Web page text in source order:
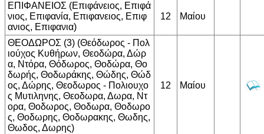
ΕΠΙΦΑΝΕΙΟΣ (Επιφάνειος, Επιφά
νιος, Επιφανία, Επιφανειος, Επιφ
ανιος, Επιφανια)
12 Μαίου
ΘΕΟΔΩΡΟΣ (3) (Θεόδωρος - Πολ
ιούχος Κυθήρων, Θεοδώρα, Δώρ
α, Ντόρα, Θόδωρος, Θοδώρα, Θο
δωρής, Θοδωράκης, Θώδης, Θώδ
ος, Δώρης, Θεοδωρος - Πολιουχο
ς Μυτιληνης, Θεοδωρα, Δωρα, Ντ
ορα, Θοδωρος, Θοδωρα, Θοδωρο
ς, Θοδωρης, Θοδωρακης, Θωδης,
Θωδος, Δωρης)
12 Μαίου